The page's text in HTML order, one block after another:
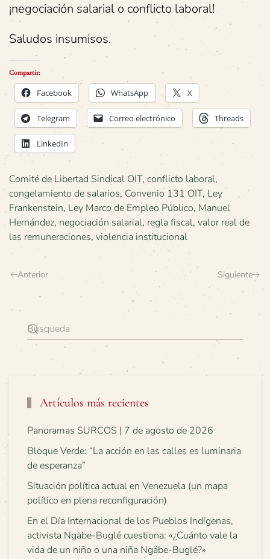
¡negociación salarial o conflicto laboral!
Saludos insumisos.
Compartir:
Facebook WhatsApp X
Telegram Correo electrónico Threads
LinkedIn
Comité de Libertad Sindical OIT, conflicto laboral,
congelamiento de salarios, Convenio 131 OIT, Ley
Frankenstein, Ley Marco de Empleo Público, Manuel
Hernández, negociación salarial, regla fiscal, valor real de
las remuneraciones, violencia institucional
Anterior Siguiente
Artículos más recientes
Panoramas SURCOS | 7 de agosto de 2026
Bloque Verde: “La acción en las calles es luminaria
de esperanza”
Situación política actual en Venezuela (un mapa
político en plena reconfiguración)
En el Día Internacional de los Pueblos Indígenas,
activista Ngäbe-Buglé cuestiona: «¿Cuánto vale la
vida de un niño o una niña Ngäbe-Buglé?»